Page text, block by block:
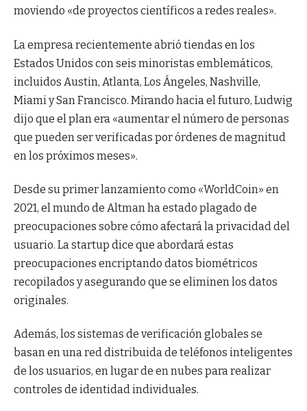
moviendo «de proyectos científicos a redes reales».
La empresa recientemente abrió tiendas en los
Estados Unidos con seis minoristas emblemáticos,
incluidos Austin, Atlanta, Los Ángeles, Nashville,
Miami y San Francisco. Mirando hacia el futuro, Ludwig
dijo que el plan era «aumentar el número de personas
que pueden ser verificadas por órdenes de magnitud
en los próximos meses».
Desde su primer lanzamiento como «WorldCoin» en
2021, el mundo de Altman ha estado plagado de
preocupaciones sobre cómo afectará la privacidad del
usuario. La startup dice que abordará estas
preocupaciones encriptando datos biométricos
recopilados y asegurando que se eliminen los datos
originales.
Además, los sistemas de verificación globales se
basan en una red distribuida de teléfonos inteligentes
de los usuarios, en lugar de en nubes para realizar
controles de identidad individuales.